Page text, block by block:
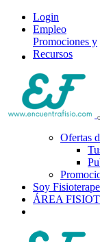
Login
Empleo
Promociones y
Recursos
Ofertas
Soy
ÁREA